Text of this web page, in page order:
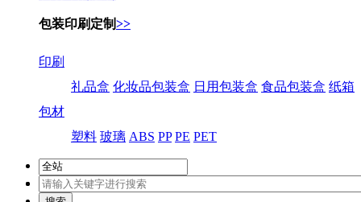
包装印刷定制>>
印刷
礼品盒 化妆品包装盒 日用包装盒 食品包装盒 纸箱
包材
塑料 玻璃 ABS PP PE PET